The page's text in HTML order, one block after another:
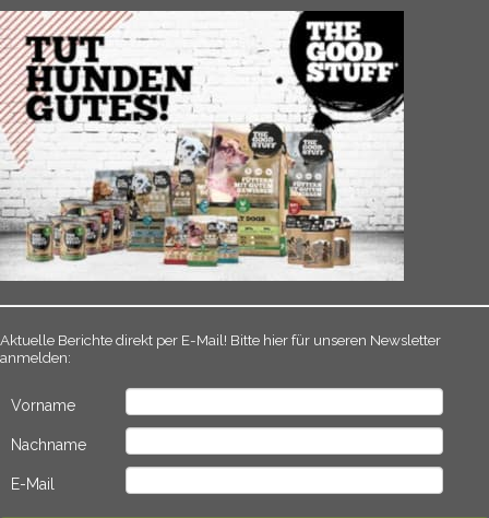
Aktuelle Berichte direkt per E-Mail! Bitte hier für unseren Newsletter
anmelden:
Vorname
Nachname
E-Mail